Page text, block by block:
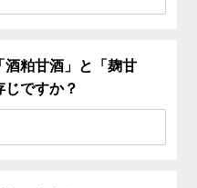
酒粕甘酒」と「麹甘
ですか？